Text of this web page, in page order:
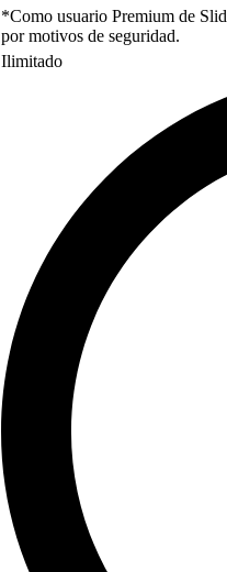
*Como usuario Premium de
por motivos de seguridad.
Ilimitado